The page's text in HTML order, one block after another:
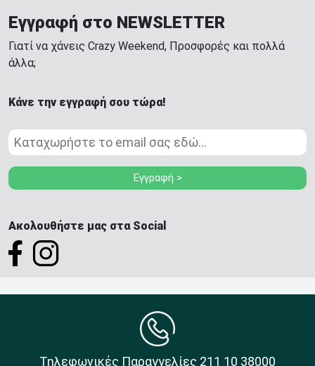
Εγγραφή στο NEWSLETTER
Γιατί να χάνεις Crazy Weekend, Προσφορές και πολλά
άλλα;
Κάνε την εγγραφή σου τώρα!
Εγγραφή >
Ακολουθήστε μας στα Social
Τηλεφωνικές Παραγγελίες 211 10 38000